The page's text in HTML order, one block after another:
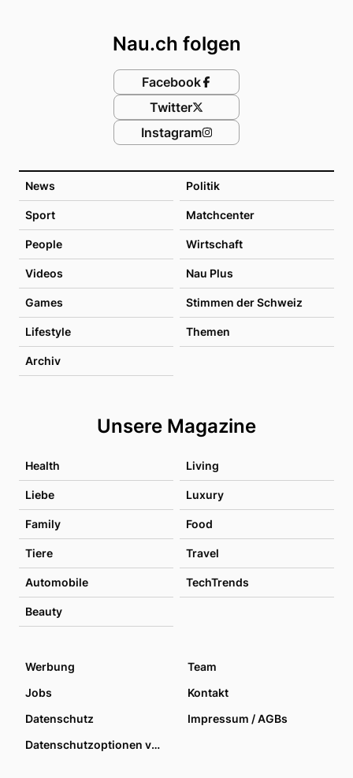
News Politik
Sport Matchcenter
People Wirtschaft
Videos Nau Plus
Games Stimmen der Schweiz
Lifestyle Themen
Archiv
Unsere Magazine
Health Living
Liebe Luxury
Family Food
Tiere Travel
Automobile TechTrends
Beauty
Nau.ch folgen
Facebook
Twitter
Instagram
Werbung
Team
Jobs
Kontakt
Datenschutz
Impressum / AGBs
Datenschutzoptionen verwalten